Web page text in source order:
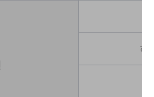
하